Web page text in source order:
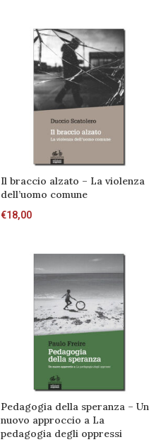
Il braccio alzato – La violenza
dell’uomo comune
€18,00
Pedagogia della speranza – Un
nuovo approccio a La
pedagogia degli oppressi